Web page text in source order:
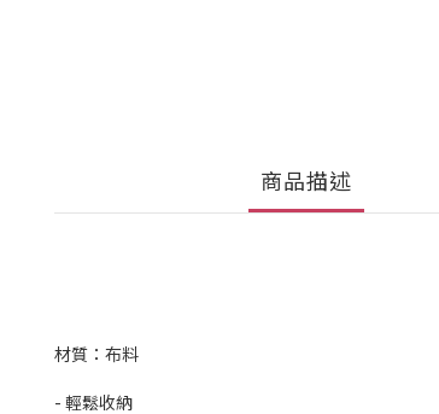
商品描述
材質：布料
- 輕鬆收納